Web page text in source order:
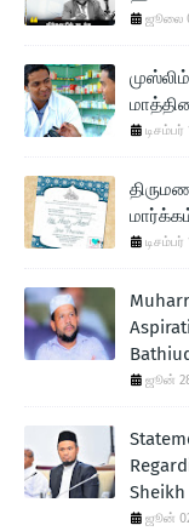
ஜூலை
டிசம்பர்
டிசம்பர்
ஜூன்
ஜூன்